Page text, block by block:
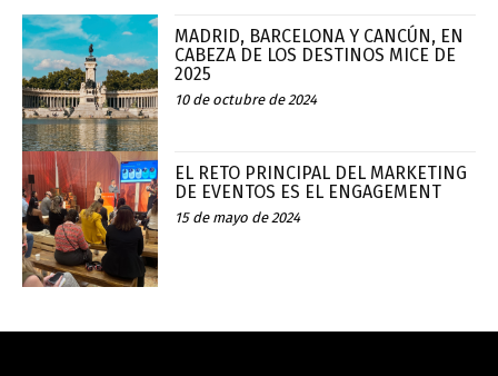
MADRID, BARCELONA Y CANCÚN, EN
CABEZA DE LOS DESTINOS MICE DE
2025
10 de octubre de 2024
EL RETO PRINCIPAL DEL MARKETING
DE EVENTOS ES EL ENGAGEMENT
15 de mayo de 2024